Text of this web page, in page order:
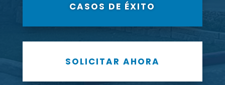
CASOS DE ÉXITO
SOLICITAR AHORA